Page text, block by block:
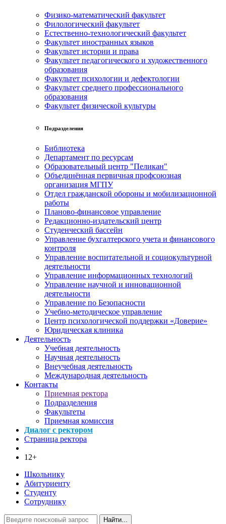
Физико-математический факультет
Филологический факультет
Естественно-технологический факультет
Факультет иностранных языков
Факультет истории и права
Факультет педагогического и художественного
образования
Факультет психологии и дефектологии
Факультет среднего профессионального
образования
Факультет физической культуры
Подразделения
Библиотека
Департамент по ресурсам
Образовательный центр "Пеликан"
Объединённая первичная профсоюзная
организация МГПУ
Отдел гражданской обороны и мобилизационной
работы
Планово-финансовое управление
Редакционно-издательский центр
Студенческий бассейн
Управление бухгалтерского учета и финансового
контроля
Управление воспитательной и социокультурной
деятельности
Управление информационных технологий
Управление научной и инновационной
деятельности
Управление по Безопасности
Учебно-методическое управление
Центр психологической поддержки «Доверие»
Юридическая клиника
Деятельность
Учебная деятельность
Научная деятельность
Внеучебная деятельность
Международная деятельность
Контакты
Приемная ректора
Подразделения
Факультеты
Приемная комиссия
Диалог с ректором
Страница ректора
12+
Школьнику
Абитуриенту
Студенту
Сотруднику
Найти...